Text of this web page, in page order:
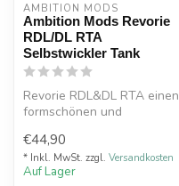
AMBITION MODS
Ambition Mods Revorie
RDL/DL RTA
Selbstwickler Tank
Revorie RDL&DL RTA einen
formschönen und
RTA aus hochw...
€44,90
* Inkl. MwSt. zzgl. Versandkosten
Auf Lager